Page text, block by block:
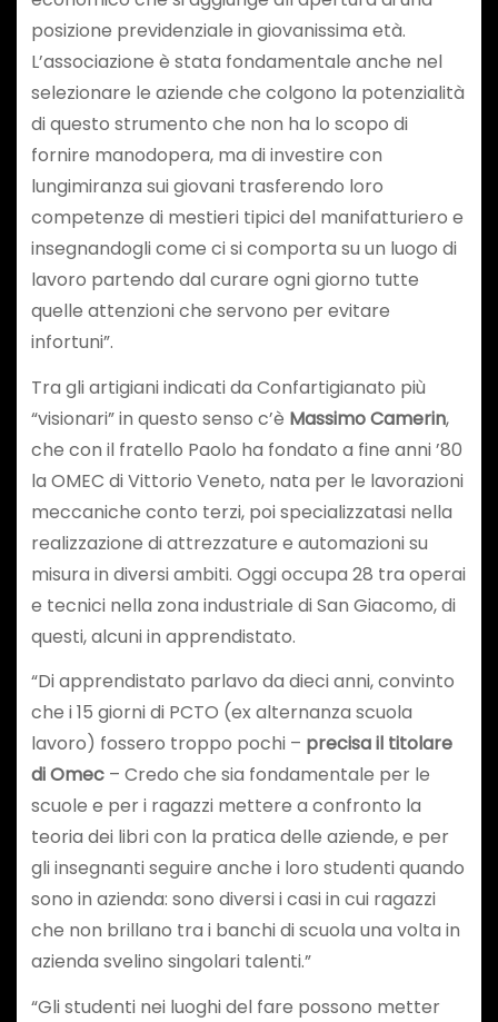
posizione previdenziale in giovanissima età.
L’associazione è stata fondamentale anche nel
selezionare le aziende che colgono la potenzialità
di questo strumento che non ha lo scopo di
fornire manodopera, ma di investire con
lungimiranza sui giovani trasferendo loro
competenze di mestieri tipici del manifatturiero e
insegnandogli come ci si comporta su un luogo di
lavoro partendo dal curare ogni giorno tutte
quelle attenzioni che servono per evitare
infortuni”.
Tra gli artigiani indicati da Confartigianato più
“visionari” in questo senso c’è Massimo Camerin,
che con il fratello Paolo ha fondato a fine anni ’80
la OMEC di Vittorio Veneto, nata per le lavorazioni
meccaniche conto terzi, poi specializzatasi nella
realizzazione di attrezzature e automazioni su
misura in diversi ambiti. Oggi occupa 28 tra operai
e tecnici nella zona industriale di San Giacomo, di
questi, alcuni in apprendistato.
“Di apprendistato parlavo da dieci anni, convinto
che i 15 giorni di PCTO (ex alternanza scuola
lavoro) fossero troppo pochi – precisa il titolare
di Omec– Credo che sia fondamentale per le
scuole e per i ragazzi mettere a confronto la
teoria dei libri con la pratica delle aziende, e per
gli insegnanti seguire anche i loro studenti quando
sono in azienda: sono diversi i casi in cui ragazzi
che non brillano tra i banchi di scuola una volta in
azienda svelino singolari talenti.”
“Gli studenti nei luoghi del fare possono metter